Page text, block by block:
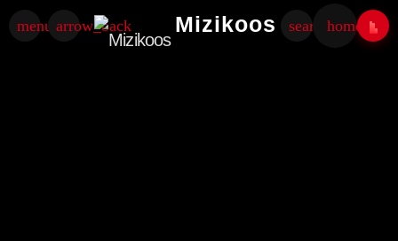
menu arrow_back Mizikoos searchhome